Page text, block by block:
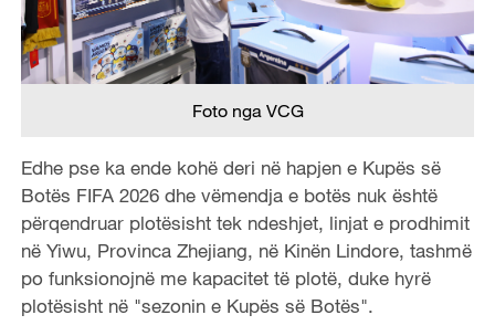
Foto nga VCG
Edhe pse ka ende kohë deri në hapjen e Kupës së
Botës FIFA 2026 dhe vëmendja e botës nuk është
përqendruar plotësisht tek ndeshjet, linjat e prodhimit
në Yiwu, Provinca Zhejiang, në Kinën Lindore, tashmë
po funksionojnë me kapacitet të plotë, duke hyrë
plotësisht në "sezonin e Kupës së Botës".